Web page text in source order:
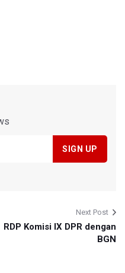
Next Post
RDP Komisi IX DPR dengan
BGN